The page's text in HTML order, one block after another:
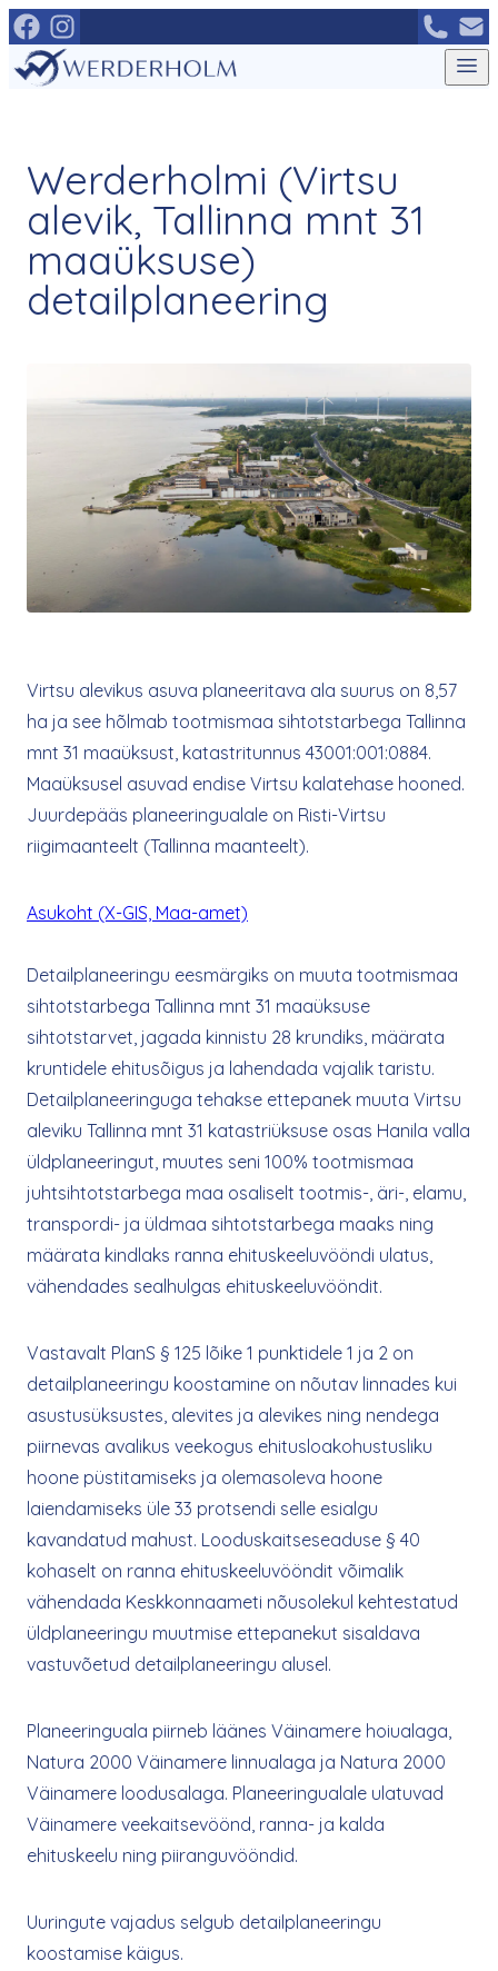
Mine
otse
sisu
Werderholmi (Virtsu
alevik, Tallinna mnt 31
maaüksuse)
detailplaneering
Virtsu alevikus asuva planeeritava ala suurus on 8,57
ha ja see hõlmab tootmismaa sihtotstarbega Tallinna
mnt 31 maaüksust, katastritunnus 43001:001:0884.
Maaüksusel asuvad endise Virtsu kalatehase hooned.
Juurdepääs planeeringualale on Risti-Virtsu
riigimaanteelt (Tallinna maanteelt).
Asukoht (X-GIS, Maa-amet)
Detailplaneeringu eesmärgiks on muuta tootmismaa
sihtotstarbega Tallinna mnt 31 maaüksuse
sihtotstarvet, jagada kinnistu 28 krundiks, määrata
kruntidele ehitusõigus ja lahendada vajalik taristu.
Detailplaneeringuga tehakse ettepanek muuta Virtsu
aleviku Tallinna mnt 31 katastriüksuse osas Hanila valla
üldplaneeringut, muutes seni 100% tootmismaa
juhtsihtotstarbega maa osaliselt tootmis-, äri-, elamu,
transpordi- ja üldmaa sihtotstarbega maaks ning
määrata kindlaks ranna ehituskeeluvööndi ulatus,
vähendades sealhulgas ehituskeeluvööndit.
Vastavalt PlanS § 125 lõike 1 punktidele 1 ja 2 on
detailplaneeringu koostamine on nõutav linnades kui
asustusüksustes, alevites ja alevikes ning nendega
piirnevas avalikus veekogus ehitusloakohustusliku
hoone püstitamiseks ja olemasoleva hoone
laiendamiseks üle 33 protsendi selle esialgu
kavandatud mahust. Looduskaitseseaduse § 40
kohaselt on ranna ehituskeeluvööndit võimalik
vähendada Keskkonnaameti nõusolekul kehtestatud
üldplaneeringu muutmise ettepanekut sisaldava
vastuvõetud detailplaneeringu alusel.
Planeeringuala piirneb läänes Väinamere hoiualaga,
Natura 2000 Väinamere linnualaga ja Natura 2000
Väinamere loodusalaga. Planeeringualale ulatuvad
Väinamere veekaitsevöönd, ranna- ja kalda
ehituskeelu ning piiranguvööndid.
Uuringute vajadus selgub detailplaneeringu
koostamise käigus.